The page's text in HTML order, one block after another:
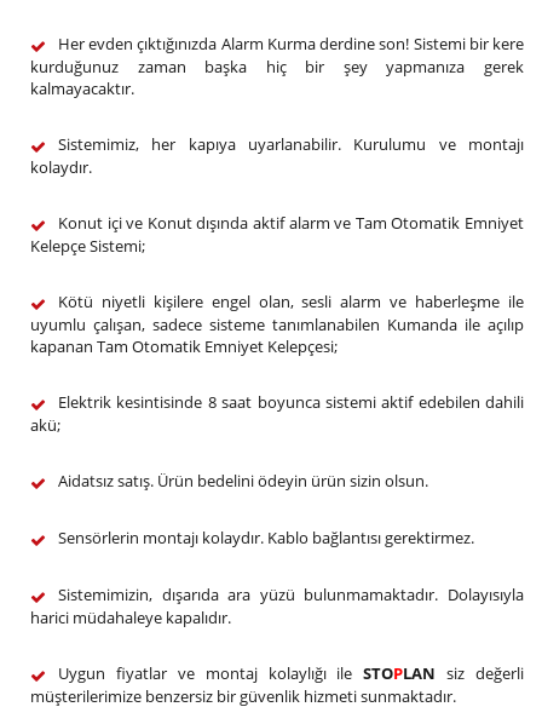
Her evden çıktığınızda Alarm Kurma derdine son! Sistemi bir kere
kurduğunuz zaman başka hiç bir şey yapmanıza gerek
kalmayacaktır.
Sistemimiz, her kapıya uyarlanabilir. Kurulumu ve montajı
kolaydır.
Konut içi ve Konut dışında aktif alarm ve Tam Otomatik Emniyet
Kelepçe Sistemi;
Kötü niyetli kişilere engel olan, sesli alarm ve haberleşme ile
uyumlu çalışan, sadece sisteme tanımlanabilen Kumanda ile açılıp
kapanan Tam Otomatik Emniyet Kelepçesi;
Elektrik kesintisinde 8 saat boyunca sistemi aktif edebilen dahili
akü;
Aidatsız satış. Ürün bedelini ödeyin ürün sizin olsun.
Sensörlerin montajı kolaydır. Kablo bağlantısı gerektirmez.
Sistemimizin, dışarıda ara yüzü bulunmamaktadır. Dolayısıyla
harici müdahaleye kapalıdır.
Uygun fiyatlar ve montaj kolaylığı ileSTOPLAN siz değerli
müşterilerimize benzersiz bir güvenlik hizmeti sunmaktadır.